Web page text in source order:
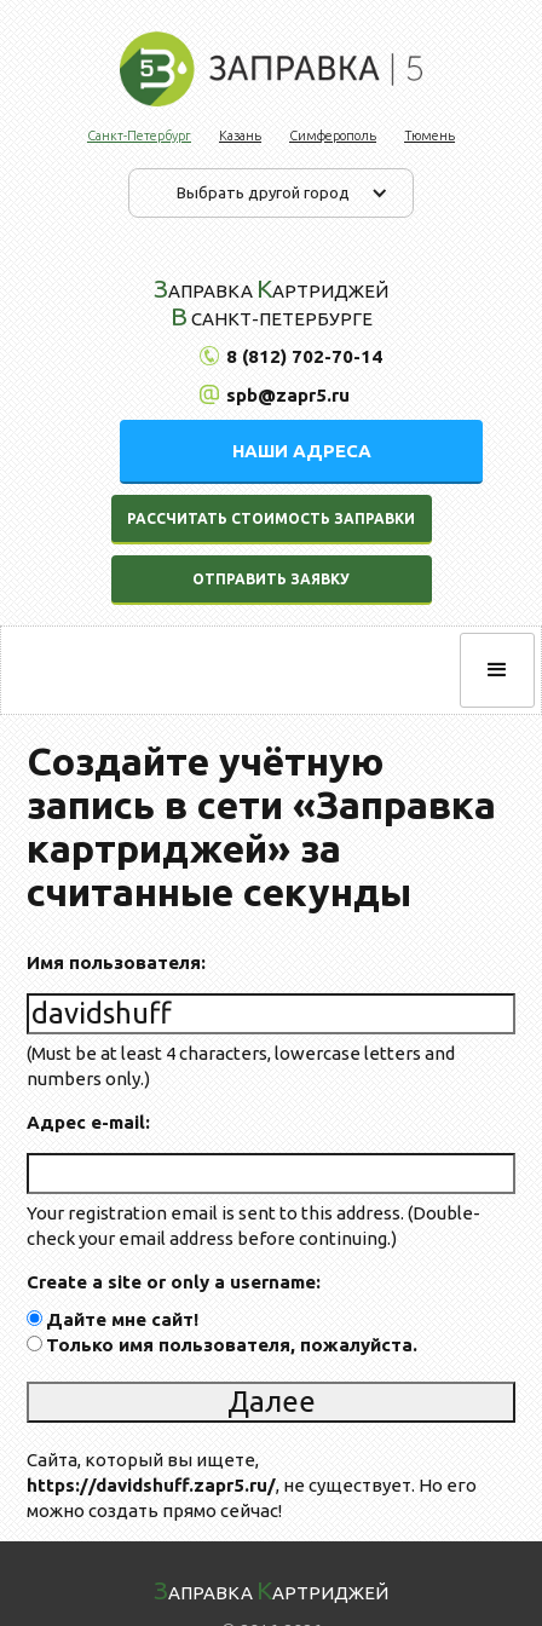
Санкт-Петербург Казань Симферополь Тюмень
Выбрать другой город
ЗАПРАВКА КАРТРИДЖЕЙ
В САНКТ-ПЕТЕРБУРГЕ
8 (812) 702-70-14
spb@zapr5.ru
НАШИ АДРЕСА
РАССЧИТАТЬ СТОИМОСТЬ ЗАПРАВКИ
ОТПРАВИТЬ ЗАЯВКУ
Создайте учётную
запись в сети «Заправка
картриджей» за
считанные секунды
Имя пользователя:
(Must be at least 4 characters, lowercase letters and
numbers only.)
Адрес e-mail:
Your registration email is sent to this address. (Double-
check your email address before continuing.)
Create a site or only a username:
Дайте мне сайт!
Только имя пользователя, пожалуйста.
Сайта, который вы ищете,
https://davidshuff.zapr5.ru/, не существует. Но его
можно создать прямо сейчас!
ЗАПРАВКА КАРТРИДЖЕЙ